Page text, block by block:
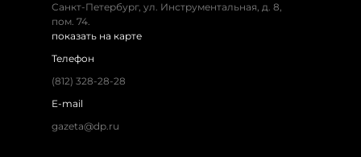
Санкт-Петербург, ул. Инструментальная, д. 8,
пом. 74.
показать на карте
Телефон
(812) 328-28-28
E-mail
gazeta@dp.ru